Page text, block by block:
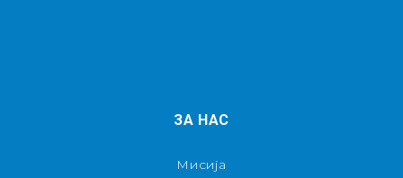
ЗА НАС
Мисија